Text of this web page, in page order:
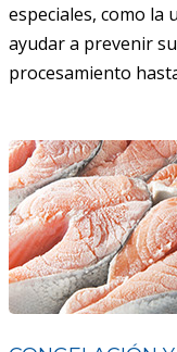
especiales, como la
ayudar a prevenir
procesamiento